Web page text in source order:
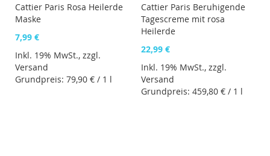
Cattier Paris Rosa Heilerde
Maske
7,99 €
Inkl. 19% MwSt., zzgl.
Versand
Grundpreis: 79,90 € / 1 l
Cattier Paris Beruhigende
Tagescreme mit rosa
Heilerde
22,99 €
Inkl. 19% MwSt., zzgl.
Versand
Grundpreis: 459,80 € / 1 l